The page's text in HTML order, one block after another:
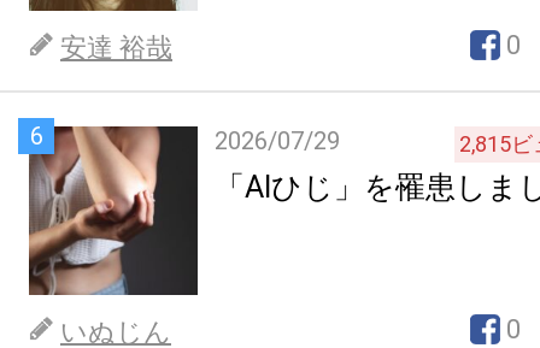
安達 裕哉 0
6 2026/07/29 2,815ビ
「AIひじ」を罹患しま
いぬじん 0